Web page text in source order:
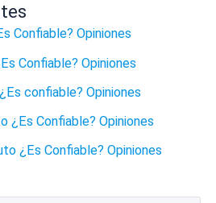
Confiable? Opiniones
Confiable? Opiniones
confiable? Opiniones
¿Es Confiable? Opiniones
¿Es Confiable? Opiniones